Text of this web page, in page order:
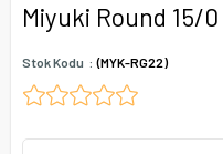
Miyuki Round 15/
Stok Kodu (MYK-RG22)